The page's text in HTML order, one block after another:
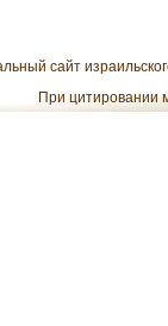
сайт
При цитировании